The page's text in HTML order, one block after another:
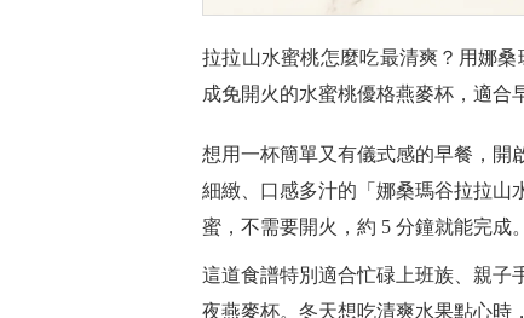
拉拉山水蜜桃怎麼吃最清爽？用娜
成免開火的水蜜桃優格燕麥杯，適合
想用一杯簡單又有儀式感的早餐，開
細緻、口感多汁的「娜桑瑪谷拉拉山
蜜，不需要開火，約 5 分鐘就能完成。
這道食譜特別適合忙碌上班族、親子
夜燕麥杯。冬天想吃清爽水果點心時